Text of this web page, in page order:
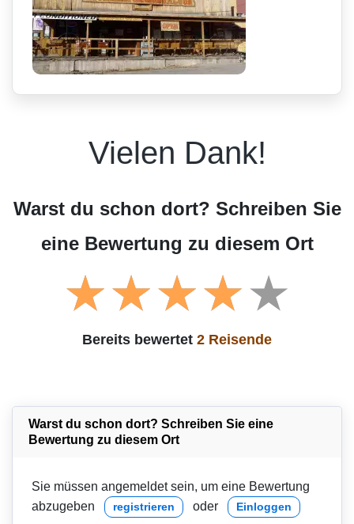
Vielen Dank!
Warst du schon dort? Schreiben Sie
eine Bewertung zu diesem Ort
Bereits bewertet 2 Reisende
Warst du schon dort? Schreiben Sie eine
Bewertung zu diesem Ort
Sie müssen angemeldet sein, um eine Bewertung
abzugeben
registrieren oder Einloggen